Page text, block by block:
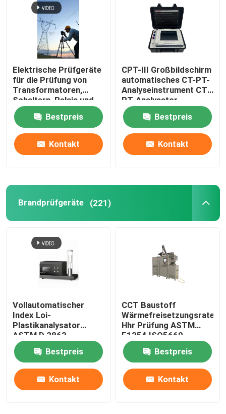
Elektrische Prüfgeräte
für die Prüfung von
Transformatoren,
Schaltern, Relais und
Kabeln
Bestpreis
Kontakt
CPT-III Großbildschirm
automatisches CT-PT-
Analyseinstrument CT-
PT-Analysator
Bestpreis
Kontakt
Brandprüfgeräte (221)
Vollautomatischer
Index Loi-
Plastikanalysator
ASTM D 2863
begrenzter
Sauerstoff-ISO4589-2
Bestpreis
Kontakt
CCT Baustoff
Wärmefreisetzungsrate
Hhr Prüfung ASTM
E1354 ISO5660
Kegelkalorimeter
Bestpreis
Kontakt